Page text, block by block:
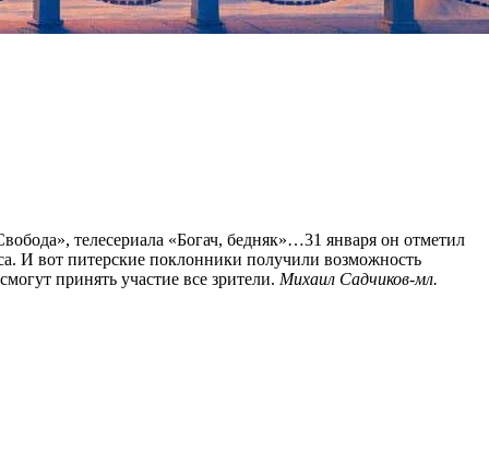
телесериала «Богач, бедняк»…31 января он отметил
И вот питерские поклонники получили возможность
принять участие все зрители. Михаил Садчиков-мл.